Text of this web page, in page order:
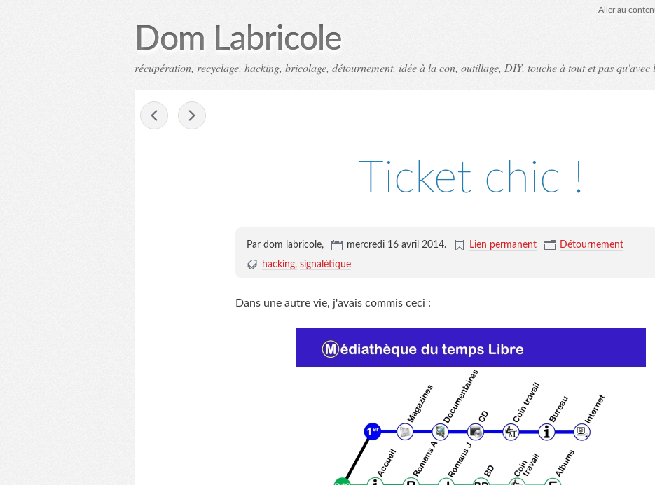
Aller au
Dom Labricole
récupération, recyclage, hacking, bricolage, détournement, idée à la con, outillage, DIY, touche à tout et pas qu'avec
Ticket chic !
Par dom labricole, mercredi 16 avril 2014. Lien permanent
Détournement
hacking signalétique
Dans une autre vie, j'avais commis ceci :